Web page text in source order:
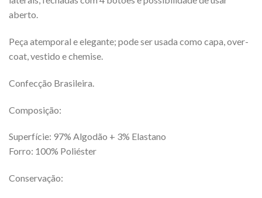
aberto.
Peça atemporal e elegante; pode ser usada como capa, over-
coat, vestido e chemise.
Confecção Brasileira.
Composição:
Superfície: 97% Algodão + 3% Elastano
Forro: 100% Poliéster
Conservação: